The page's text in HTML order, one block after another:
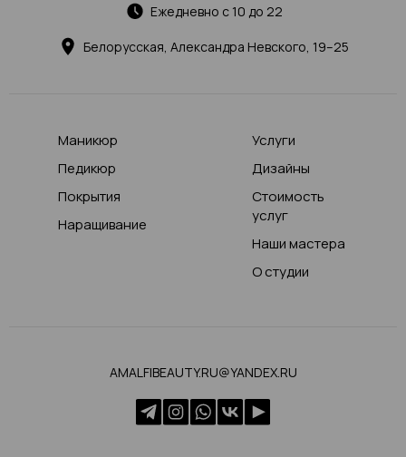
Белорусская, Александра Невского, 19–25
Ежедневно с 10 до 22
Маникюр
Педикюр
Покрытия
Наращивание
Услуги
Дизайны
Стоимость
услуг
Наши мастера
О студии
AMALFIBEAUTY.RU@YANDEX.RU